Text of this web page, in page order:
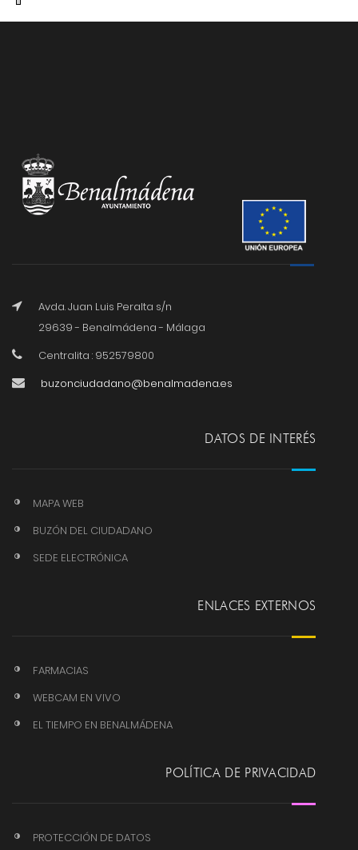
Avda. Juan Luis Peralta s/n
29639 - Benalmádena - Málaga
Centralita : 952579800
buzonciudadano@benalmadena.es
DATOS DE INTERÉS
MAPA WEB
BUZÓN DEL CIUDADANO
SEDE ELECTRÓNICA
ENLACES EXTERNOS
FARMACIAS
WEBCAM EN VIVO
EL TIEMPO EN BENALMÁDENA
POLÍTICA DE PRIVACIDAD
PROTECCIÓN DE DATOS